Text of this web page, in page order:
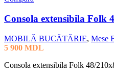
Consola extensibila Folk
MOBILĂ BUCĂTĂRIE, Mese
5 900 MDL
Consola extensibila Folk 48/